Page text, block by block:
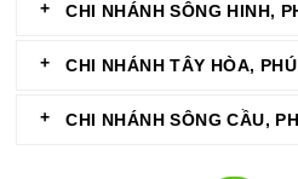
CHI NHÁNH SÔNG HINH,
CHI NHÁNH TÂY HÒA,
CHI NHÁNH SÔNG CẦU,